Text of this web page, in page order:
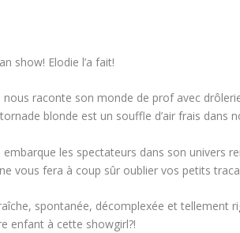
show! Elodie l’a fait!
raconte son monde de prof avec
blonde est un souffle d’air frais dans
les spectateurs dans son univers
vous fera à coup sûr oublier vos petits
spontanée, décomplexée et tellement
enfant à cette showgirl?!